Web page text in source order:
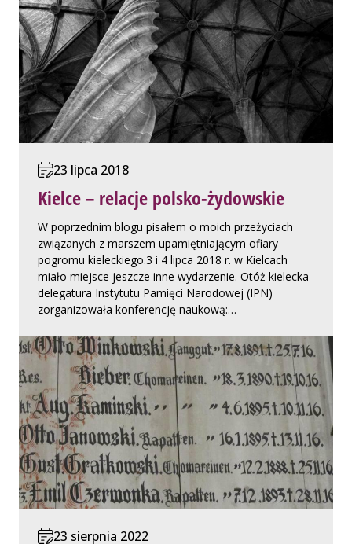
23 lipca 2018
Kielce – relacje polsko-żydowskie
W poprzednim blogu pisałem o moich przeżyciach
związanych z marszem upamiętniającym ofiary
pogromu kieleckiego.3 i 4 lipca 2018 r. w Kielcach
miało miejsce jeszcze inne wydarzenie. Otóż kielecka
delegatura Instytutu Pamięci Narodowej (IPN)
zorganizowała konferencję naukową:…
23 sierpnia 2022